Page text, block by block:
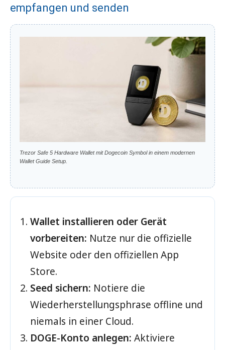
empfangen und senden
Trezor Safe 5 Hardware Wallet mit Dogecoin Symbol in einem modernen
Wallet Guide Setup.
Wallet installieren oder Gerät
vorbereiten: Nutze nur die offizielle
Website oder den offiziellen App
Store.
Seed sichern: Notiere die
Wiederherstellungsphrase offline und
niemals in einer Cloud.
DOGE-Konto anlegen: Aktiviere